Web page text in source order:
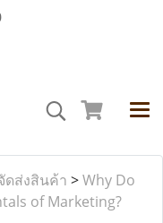
ดส่งสินค้า >Why Do
of Marketing?